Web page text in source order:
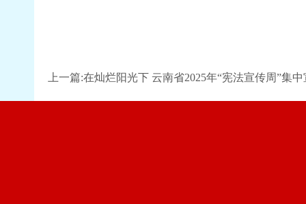
上一篇:在灿烂阳光下 云南省2025年“宪法宣传周”集